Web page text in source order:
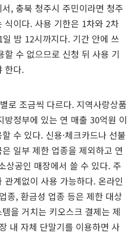
, 충북 청주시 주민이라면 청주
식이다. 사용 기한은 1차와 2차
밤 12시까지다. 기간 안에 쓰
할 수 없으므로 신청 뒤 사용 기
한다.
로 조금씩 다르다. 지역사랑상품
방정부에 있는 연 매출 30억원 이
수 있다. 신용·체크카드나 선불
일부 제한 업종을 제외하고 연
상공인 매장에서 쓸 수 있다. 주
관계없이 사용 가능하다. 온라인
종, 환금성 업종 등은 제한 대상
을 거치는 키오스크 결제는 제
내 자체 단말기를 이용하면 사